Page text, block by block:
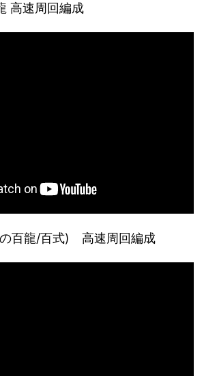
高速周回編成
百龍/百式) 高速周回編成